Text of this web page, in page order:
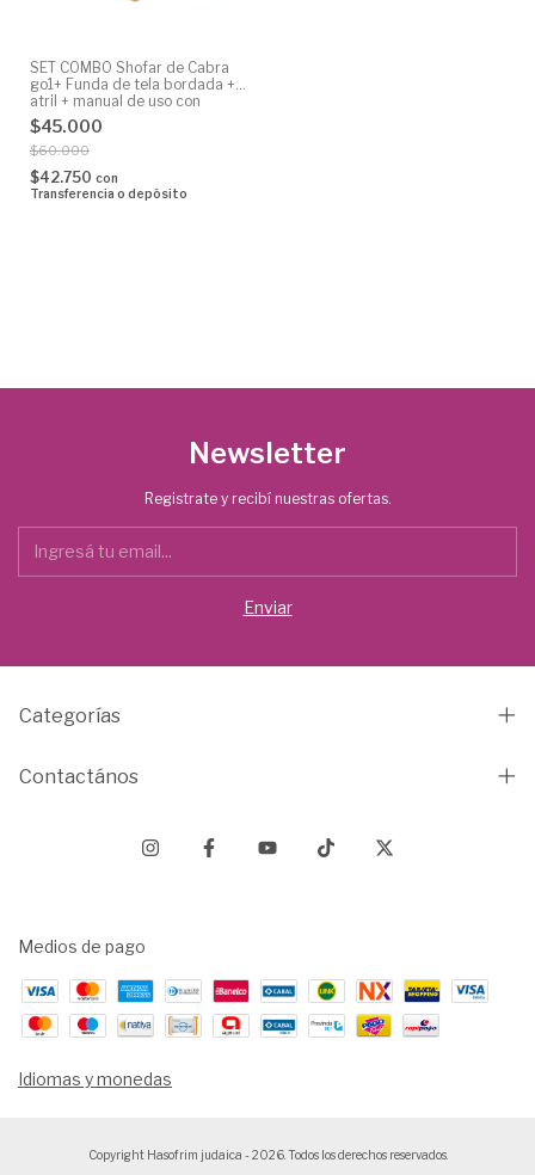
SET COMBO Shofar de Cabra
go1+ Funda de tela bordada +
atril + manual de uso con
llavero de regalo -
$45.000
$60.000
$42.750 con
Transferencia o depósito
Newsletter
Registrate y recibí nuestras ofertas.
Categorías
Contactános
Medios de pago
Idiomas y monedas
Copyright Hasofrim judaica - 2026. Todos los derechos reservados.